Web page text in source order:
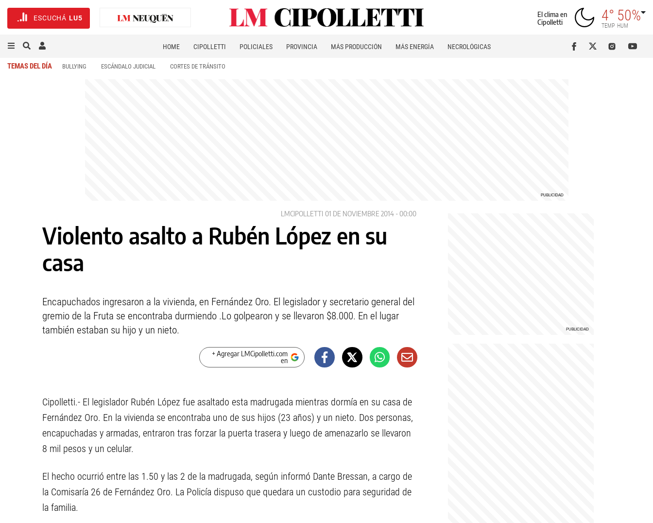
ESCUCHÁ LU5
El clima en
Cipolletti
4°
TEMP
50%
HUM
HOME CIPOLLETTI POLICIALES PROVINCIA MÁS PRODUCCIÓN MÁS ENERGÍA NECROLÓGICAS
TEMAS DEL DÍA BULLYING ESCÁNDALO JUDICIAL CORTES DE TRÁNSITO
LMCIPOLLETTI 01 DE NOVIEMBRE 2014 - 00:00
Violento asalto a Rubén López en su
casa
Encapuchados ingresaron a la vivienda, en Fernández Oro. El legislador y secretario general del
gremio de la Fruta se encontraba durmiendo .Lo golpearon y se llevaron $8.000. En el lugar
también estaban su hijo y un nieto.
+ Agregar LMCipolletti.com
en
Cipolletti.- El legislador Rubén López fue asaltado esta madrugada mientras dormía en su casa de
Fernández Oro. En la vivienda se encontraba uno de sus hijos (23 años) y un nieto. Dos personas,
encapuchadas y armadas, entraron tras forzar la puerta trasera y luego de amenazarlo se llevaron
8 mil pesos y un celular.
El hecho ocurrió entre las 1.50 y las 2 de la madrugada, según informó Dante Bressan, a cargo de
la Comisaría 26 de Fernández Oro. La Policía dispuso que quedara un custodio para seguridad de
la familia.